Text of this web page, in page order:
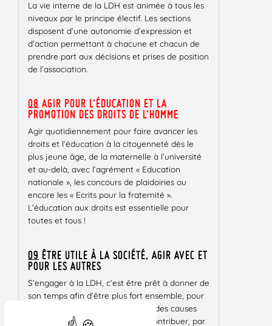
La vie interne de la LDH est animée à tous les
niveaux par le principe électif. Les sections
disposent d’une autonomie d’expression et
d’action permettant à chacune et chacun de
prendre part aux décisions et prises de position
de l’association.
08 AGIR POUR L’ÉDUCATION ET LA
PROMOTION DES DROITS DE L’HOMME
Agir quotidiennement pour faire avancer les
droits et l’éducation à la citoyenneté dès le
plus jeune âge, de la maternelle à l’université
et au-delà, avec l’agrément « Education
nationale », les concours de plaidoiries ou
encore les « Ecrits pour la fraternité ».
L’éducation aux droits est essentielle pour
toutes et tous !
09 ÊTRE UTILE À LA SOCIÉTÉ, AGIR AVEC ET
POUR LES AUTRES
S’engager à la LDH, c’est être prêt à donner de
son temps afin d’être plus fort ensemble, pour
aider des personnes et défendre des causes
qui vous tiennent à cœur. C’est contribuer, par